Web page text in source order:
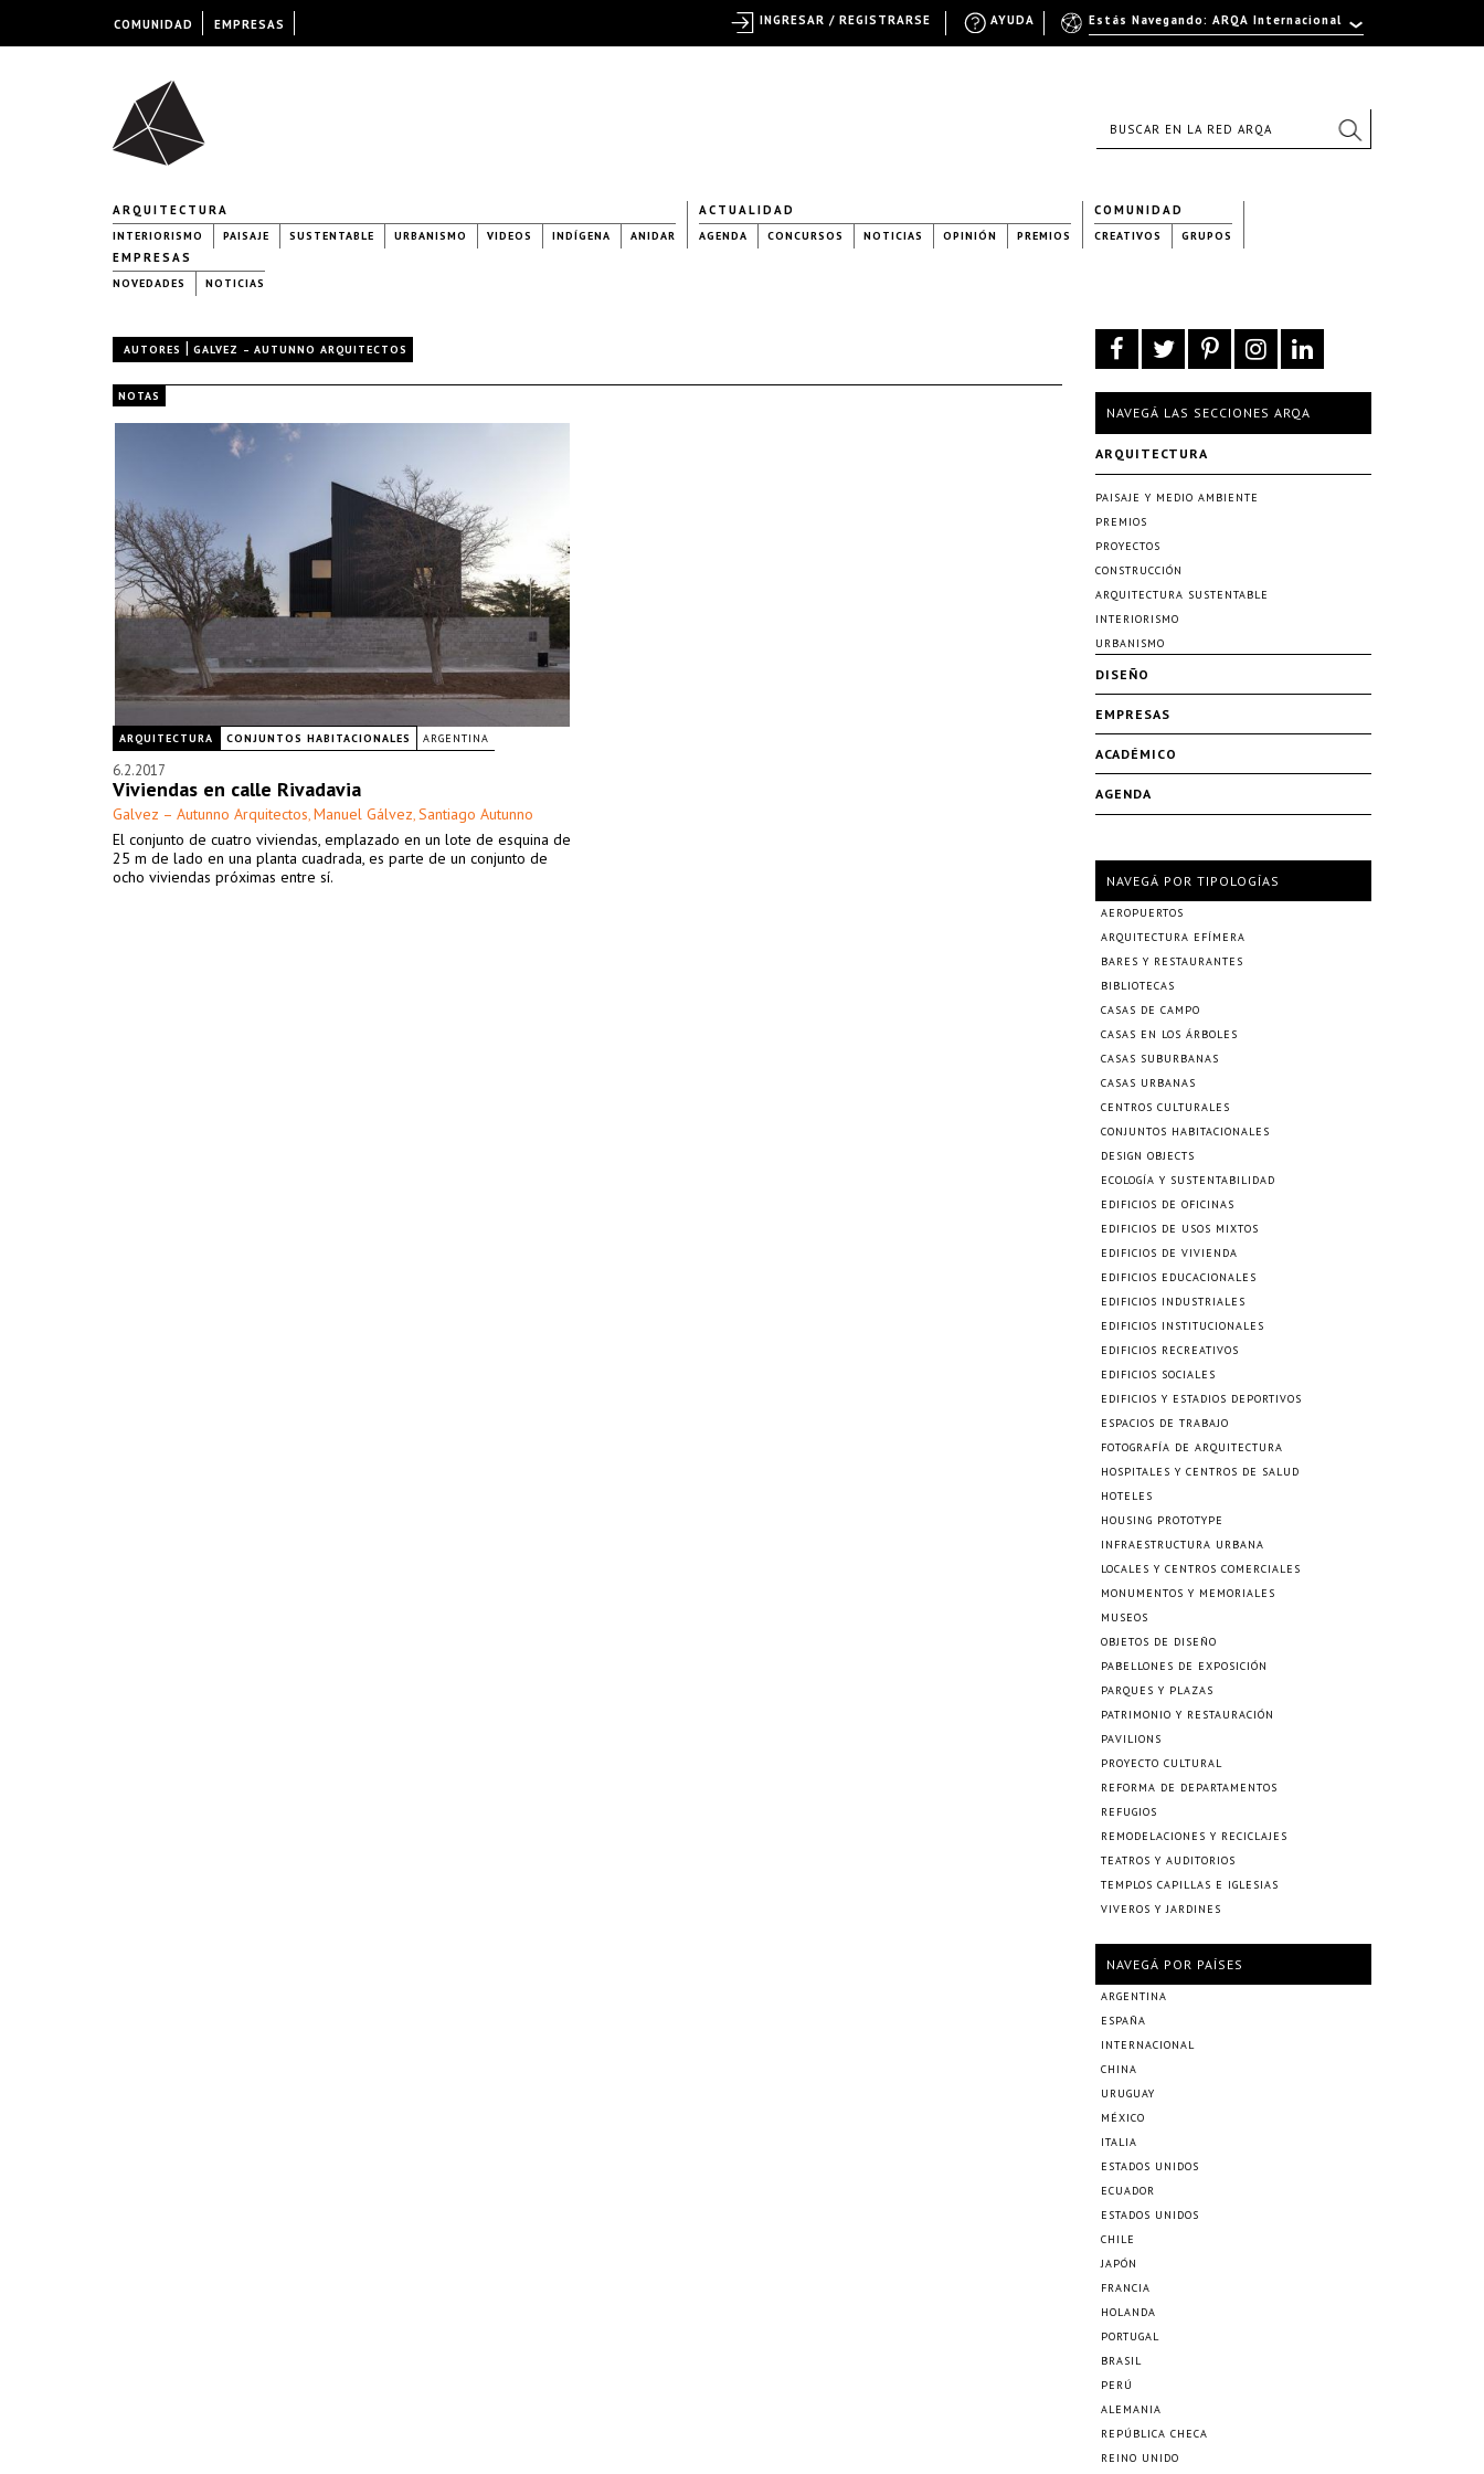
ARQUITECTURA
INTERIORISMO PAISAJE SUSTENTABLE URBANISMO VIDEOS INDÍGENA ANIDAR
ACTUALIDAD
AGENDA CONCURSOS NOTICIAS OPINIÓN PREMIOS
COMUNIDAD
CREATIVOS GRUPOS
EMPRESAS
NOVEDADES NOTICIAS
AUTORES | GALVEZ – AUTUNNO ARQUITECTOS
NOTAS
ARQUITECTURA CONJUNTOS HABITACIONALES ARGENTINA
6.2.2017
Viviendas en calle Rivadavia
Galvez – Autunno Arquitectos, Manuel Gálvez, Santiago Autunno
El conjunto de cuatro viviendas, emplazado en un lote de esquina de
25 m de lado en una planta cuadrada, es parte de un conjunto de
ocho viviendas próximas entre sí.
NAVEGÁ LAS SECCIONES ARQA
ARQUITECTURA
PAISAJE Y MEDIO AMBIENTE
PREMIOS
PROYECTOS
CONSTRUCCIÓN
ARQUITECTURA SUSTENTABLE
INTERIORISMO
URBANISMO
DISEÑO
EMPRESAS
ACADÉMICO
AGENDA
NAVEGÁ POR TIPOLOGÍAS
AEROPUERTOS
ARQUITECTURA EFÍMERA
BARES Y RESTAURANTES
BIBLIOTECAS
CASAS DE CAMPO
CASAS EN LOS ÁRBOLES
CASAS SUBURBANAS
CASAS URBANAS
CENTROS CULTURALES
CONJUNTOS HABITACIONALES
DESIGN OBJECTS
ECOLOGÍA Y SUSTENTABILIDAD
EDIFICIOS DE OFICINAS
EDIFICIOS DE USOS MIXTOS
EDIFICIOS DE VIVIENDA
EDIFICIOS EDUCACIONALES
EDIFICIOS INDUSTRIALES
EDIFICIOS INSTITUCIONALES
EDIFICIOS RECREATIVOS
EDIFICIOS SOCIALES
EDIFICIOS Y ESTADIOS DEPORTIVOS
ESPACIOS DE TRABAJO
FOTOGRAFÍA DE ARQUITECTURA
HOSPITALES Y CENTROS DE SALUD
HOTELES
HOUSING PROTOTYPE
INFRAESTRUCTURA URBANA
LOCALES Y CENTROS COMERCIALES
MONUMENTOS Y MEMORIALES
MUSEOS
OBJETOS DE DISEÑO
PABELLONES DE EXPOSICIÓN
PARQUES Y PLAZAS
PATRIMONIO Y RESTAURACIÓN
PAVILIONS
PROYECTO CULTURAL
REFORMA DE DEPARTAMENTOS
REFUGIOS
REMODELACIONES Y RECICLAJES
TEATROS Y AUDITORIOS
TEMPLOS CAPILLAS E IGLESIAS
VIVEROS Y JARDINES
NAVEGÁ POR PAÍSES
ARGENTINA
ESPAÑA
INTERNACIONAL
CHINA
URUGUAY
MÉXICO
ITALIA
ESTADOS UNIDOS
ECUADOR
ESTADOS UNIDOS
CHILE
JAPÓN
FRANCIA
HOLANDA
PORTUGAL
BRASIL
PERÚ
ALEMANIA
REPÚBLICA CHECA
REINO UNIDO
COMUNIDAD EMPRESAS Estás Navegando: ARQA Internacional
AYUDA
INGRESAR / REGISTRARSE